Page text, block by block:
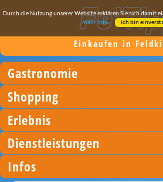
Durch die Nutzung unserer Website erklären Sie sich damit
mehr Info
ich bin
Einkaufen in
Gastronomie
Shopping
Erlebnis
Dienstleistungen
Infos